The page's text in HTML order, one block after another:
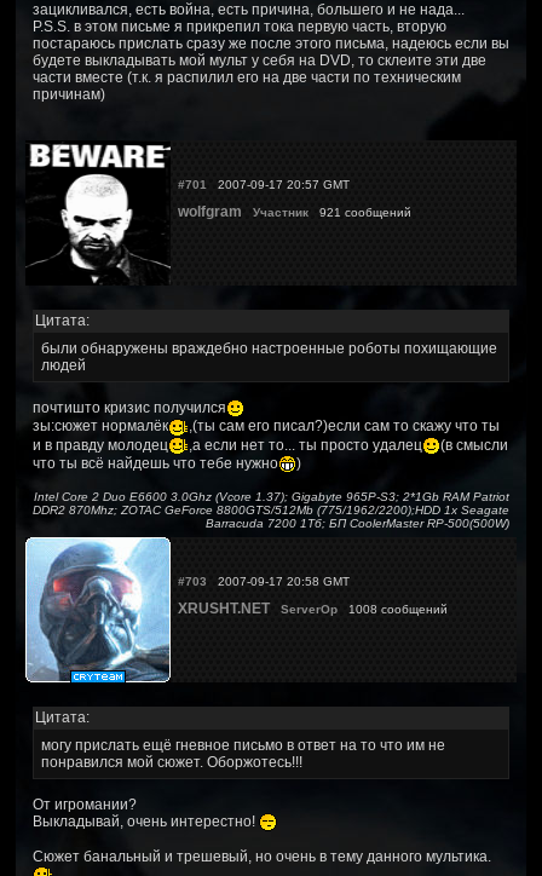
зацикливался, есть война, есть причина, большего и не нада...
P.S.S. в этом письме я прикрепил тока первую часть, вторую
постараюсь прислать сразу же после этого письма, надеюсь если вы
будете выкладывать мой мульт у себя на DVD, то склеите эти две
части вместе (т.к. я распилил его на две части по техническим
причинам)
#701 2007-09-17 20:57 GMT
wolfgram Участник 921 сообщений
Цитата:
были обнаружены враждебно настроенные роботы похищающие
людей
почтишто кризис получился
зы:сюжет нормалёк
,(ты сам его писал?)если сам то скажу что ты
и в правду молодец
,а если нет то... ты просто удалец
(в смысли
что ты всё найдешь что тебе нужно
)
Intel Core 2 Duo E6600 3.0Ghz (Vcore 1.37); Gigabyte 965P-S3; 2*1Gb RAM Patriot
DDR2 870Mhz; ZOTAC GeForce 8800GTS/512Mb (775/1962/2200);HDD 1x Seagate
Barracuda 7200 1Тб; БП CoolerMaster RP-500(500W)
#703 2007-09-17 20:58 GMT
XRUSHT.NET ServerOp 1008 сообщений
Цитата:
могу прислать ещё гневное письмо в ответ на то что им не
понравился мой сюжет. Оборжотесь!!!
От игромании?
Выкладывай, очень интерестно!
Сюжет банальный и трешевый, но очень в тему данного мультика.